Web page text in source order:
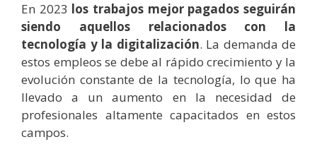
En 2023 los trabajos mejor pagados seguirán
siendo aquellos relacionados con la
tecnología y la digitalización. La demanda de
estos empleos se debe al rápido crecimiento y la
evolución constante de la tecnología, lo que ha
llevado a un aumento en la necesidad de
profesionales altamente capacitados en estos
campos.